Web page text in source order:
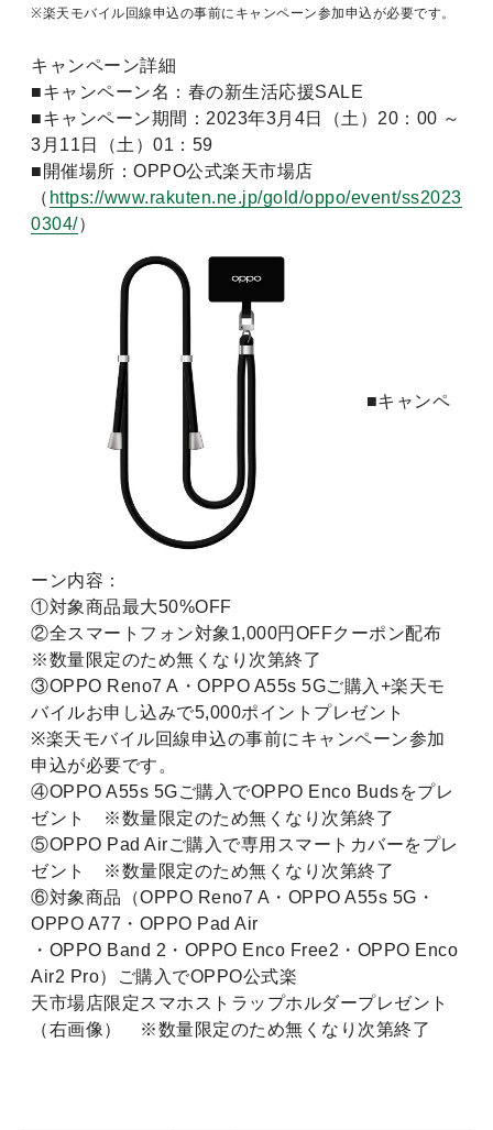
※楽天モバイル回線申込の事前にキャンペーン参加申込が必要です。
キャンペーン詳細
■キャンペーン名：春の新生活応援SALE
■キャンペーン期間：2023年3月4日（土）20：00 ～
3月11日（土）01：59
■開催場所：OPPO公式楽天市場店
（ https://www.rakuten.ne.jp/gold/oppo/event/ss2023
0304/）
■キャンペ
ーン内容：
①対象商品最大50%OFF
②全スマートフォン対象1,000円OFFクーポン配布
※数量限定のため無くなり次第終了
③OPPO Reno7 A・OPPO A55s 5Gご購入+楽天モ
バイルお申し込みで5,000ポイントプレゼント
※楽天モバイル回線申込の事前にキャンペーン参加
申込が必要です。
④OPPO A55s 5Gご購入でOPPO Enco Budsをプレ
ゼント ※数量限定のため無くなり次第終了
⑤OPPO Pad Airご購入で専用スマートカバーをプレ
ゼント ※数量限定のため無くなり次第終了
⑥対象商品（OPPO Reno7 A・OPPO A55s 5G・
OPPO A77・OPPO Pad Air
・OPPO Band 2・OPPO Enco Free2・OPPO Enco
Air2 Pro）ご購入でOPPO公式楽
天市場店限定スマホストラップホルダープレゼント
（右画像） ※数量限定のため無くなり次第終了